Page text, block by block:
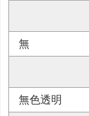
無
無色透明